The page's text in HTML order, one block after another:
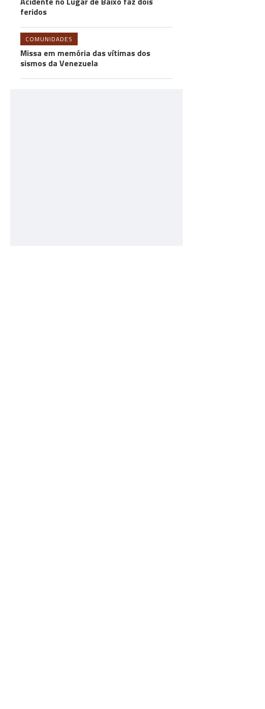
feridos
COMUNIDADES
Missa em memória das vítimas dos
sismos da Venezuela